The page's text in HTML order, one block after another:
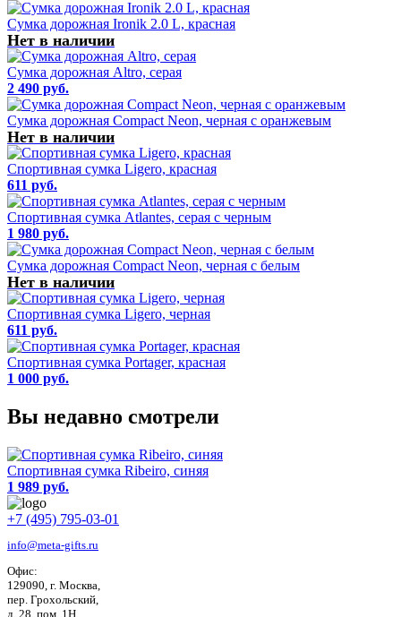
Сумка дорожная Ironik 2.0 L, красная
Нет в наличии
Сумка дорожная Altro, серая
2 490 руб.
Сумка дорожная Compact Neon, черная с оранжевым
Нет в наличии
Спортивная сумка Ligero, красная
611 руб.
Спортивная сумка Atlantes, серая с черным
1 980 руб.
Сумка дорожная Compact Neon, черная с белым
Нет в наличии
Спортивная сумка Ligero, черная
611 руб.
Спортивная сумка Portager, красная
1 000 руб.
Вы недавно смотрели
Спортивная сумка Ribeiro, синяя
1 989 руб.
+7 (495) 795-03-01
info@meta-gifts.ru
Офис:
129090, г. Москва,
пер. Грохольский,
д. 28, пом. 1Н,